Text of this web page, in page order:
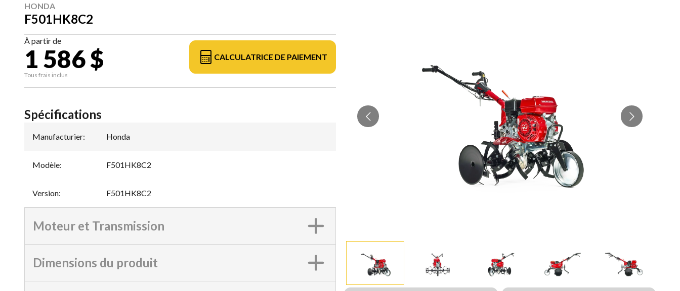
HONDA
F501HK8C2
À partir de
1 586 $
Tous frais inclus
CALCULATRICE DE PAIEMENT
Spécifications
Manufacturier: Honda
Modèle: F501HK8C2
Version: F501HK8C2
Moteur et Transmission
Dimensions du produit